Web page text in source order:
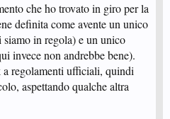
che ho trovato in giro per la
definita come avente un unico
in regola) e un unico
invece non andrebbe bene).
regolamenti ufficiali, quindi
aspettando qualche altra